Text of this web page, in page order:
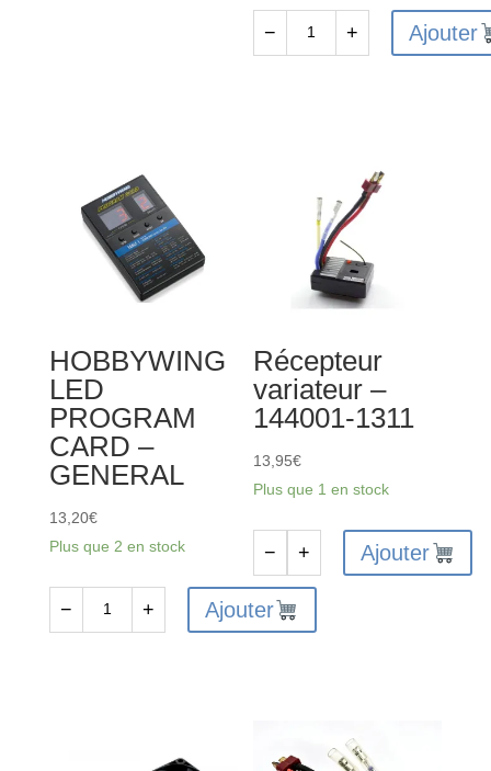
FTX9785
− + Ajouter
HOBBYWING
LED
PROGRAM
CARD –
GENERAL
13,20€
Plus que 2 en stock
− + Ajouter
Récepteur
variateur –
144001-1311
13,95€
Plus que 1 en stock
de
Récepteur
− + Ajouter